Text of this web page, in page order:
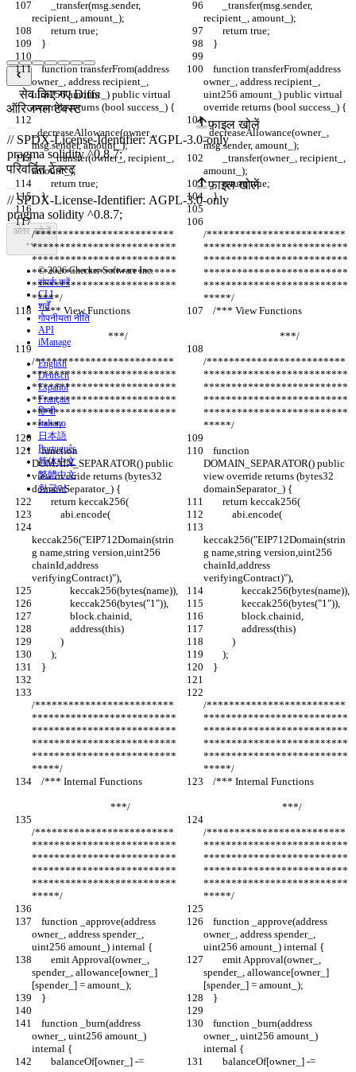
recipient_, amount_);
recipient_, amount_);
        return true;
        return true;
    }
    }
    function transferFrom(address
owner_, address recipient_,
uint256 amount_) public virtual
override returns (bool success_) {
owner_, address recipient_,
uint256 amount_) public virtual
override returns (bool success_) {
_decreaseAllowance(owner_,
msg.sender, amount_);
_decreaseAllowance(owner_,
msg.sender, amount_);
        _transfer(owner_, recipient_,
amount_);
amount_);
        return true;
        return true;
    }
    }
/*************************
**************************
**************************
**************************
**************************
*****/
/*************************
**************************
**************************
**************************
**************************
*****/
    /*** View Functions
                                ***/
                                ***/
/*************************
**************************
**************************
**************************
**************************
*****/
/*************************
**************************
**************************
**************************
**************************
*****/
    function
DOMAIN_SEPARATOR() public
view override returns (bytes32
domainSeparator_) {
DOMAIN_SEPARATOR() public
view override returns (bytes32
domainSeparator_) {
        return keccak256(
        return keccak256(
            abi.encode(
            abi.encode(
keccak256("EIP712Domain(strin
g name,string version,uint256
chainId,address
verifyingContract)"),
keccak256("EIP712Domain(strin
g name,string version,uint256
chainId,address
verifyingContract)"),
                keccak256(bytes(name)),
                keccak256(bytes(name)),
                keccak256(bytes("1")),
                keccak256(bytes("1")),
                block.chainid,
                block.chainid,
                address(this)
                address(this)
            )
            )
        );
        );
    }
    }
/*************************
**************************
**************************
**************************
**************************
*****/
/*************************
**************************
**************************
**************************
**************************
*****/
                                 ***/
                                 ***/
/*************************
**************************
**************************
**************************
**************************
*****/
/*************************
**************************
**************************
**************************
**************************
*****/
owner_, address spender_,
uint256 amount_) internal {
owner_, address spender_,
uint256 amount_) internal {
spender_, allowance[owner_]
[spender_] = amount_);
spender_, allowance[owner_]
[spender_] = amount_);
    }
    }
owner_, uint256 amount_)
internal {
owner_, uint256 amount_)
internal {
सेव किए गए Diffs
ऑरिजनल टेक्स्ट
फ़ाइल खोलें
परिवर्तित टेक्स्ट
फ़ाइल खोलें
अंतर खोजें
© 2026 Checker Software Inc.
संपर्क करें
CLI
शर्तें
गोपनीयता नीति
API
iManage
English
Deutsch
Español
Français
हिन्दी
Italiano
日本語
Português
简体中文
繁體中文
한국어